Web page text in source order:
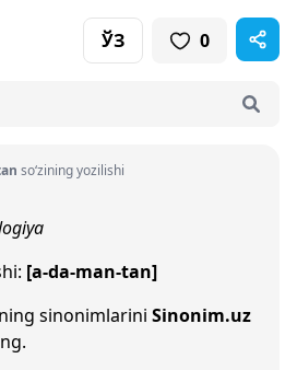
ЎЗ 0
so‘zining yozilishi
[a-da-man-tan]
sinonimlarini Sinonim.uz